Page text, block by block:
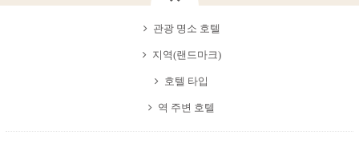
관광 명소 호텔
지역(랜드마크)
호텔 타입
역 주변 호텔